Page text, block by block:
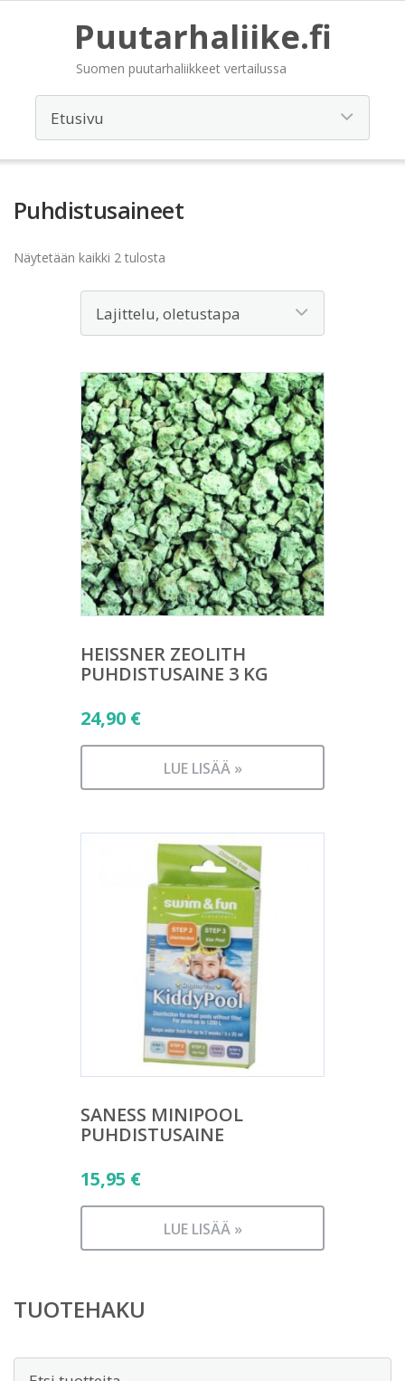
Puutarhaliike.fi
Suomen puutarhaliikkeet vertailussa
Puhdistusaineet
Näytetään kaikki 2 tulosta
HEISSNER ZEOLITH
PUHDISTUSAINE 3 KG
24,90 €
LUE LISÄÄ »
SANESS MINIPOOL
PUHDISTUSAINE
15,95 €
LUE LISÄÄ »
TUOTEHAKU